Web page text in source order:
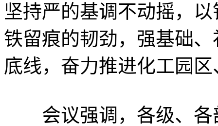
坚持严的基调不动摇，
铁留痕的韧劲，强基础
底线，奋力推进化工园
会议强调，各级、各